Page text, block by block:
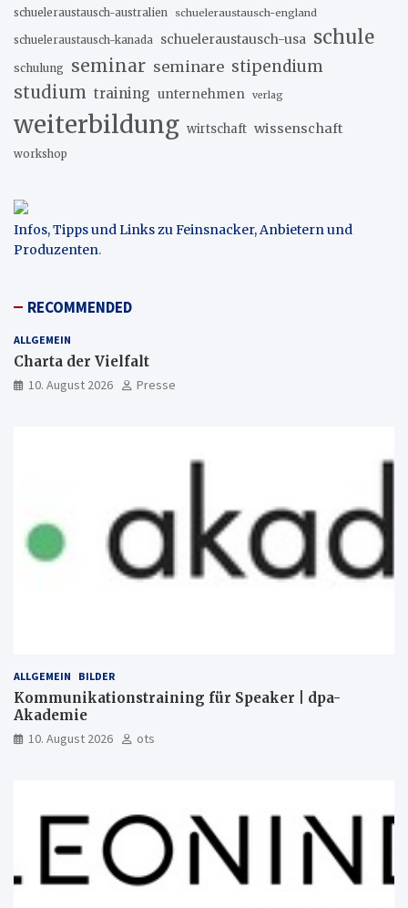
schueleraustausch-australien schueleraustausch-england
schueleraustausch-kanada schueleraustausch-usa schule
schulung seminar seminare stipendium
studium training unternehmen verlag
weiterbildung wirtschaft wissenschaft
workshop
Infos, Tipps und Links zu Feinsnacker, Anbietern und
Produzenten.
RECOMMENDED
ALLGEMEIN
Charta der Vielfalt
10. August 2026 Presse
ALLGEMEIN BILDER
Kommunikationstraining für Speaker | dpa-
Akademie
10. August 2026 ots